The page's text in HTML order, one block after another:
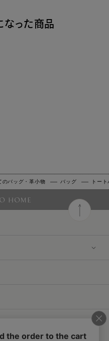
なった商品
のバッグ・革小物 バッグ トー
HOME